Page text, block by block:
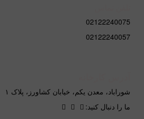
02122240075
02122240057
شوراباد، معدن یکم، خیابان کشاورز، پلاک ۱
ما را دنبال کنید: